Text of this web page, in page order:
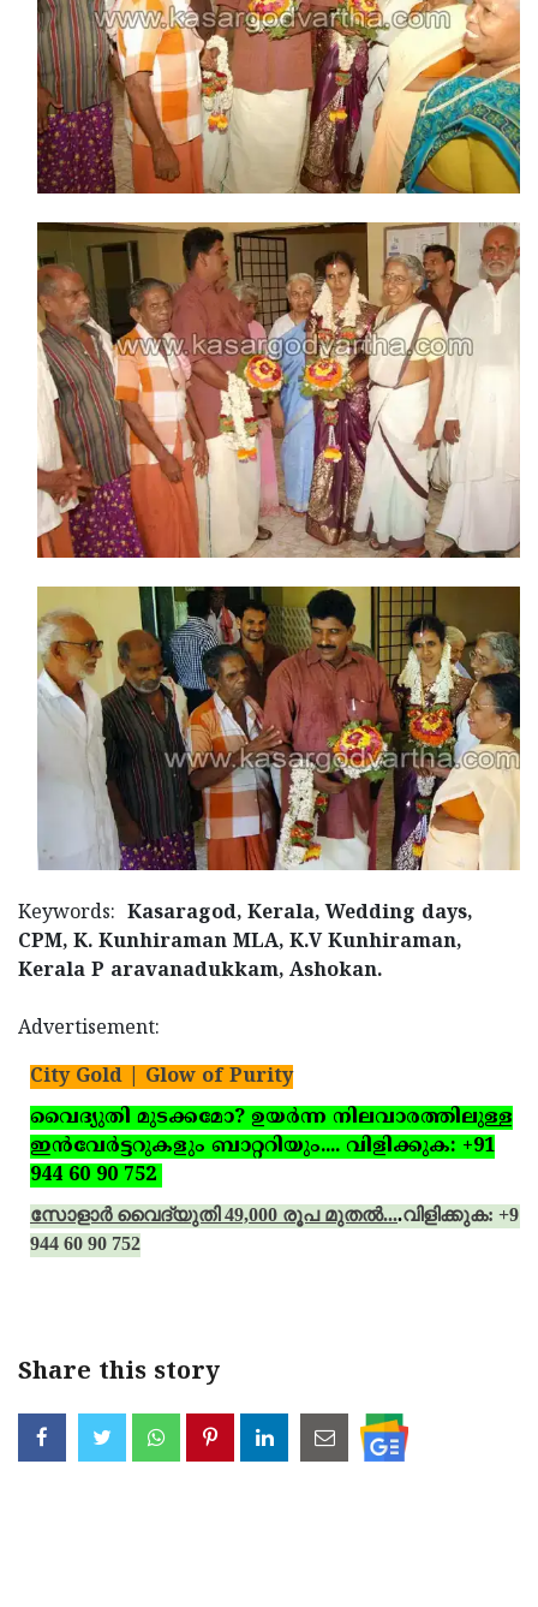
Keywords: Kasaragod, Kerala, Wedding days,
CPM, K. Kunhiraman MLA, K.V Kunhiraman,
Kerala P aravanadukkam, Ashokan.
Advertisement:
City Gold | Glow of Purity
വൈദ്യുതി മുടക്കമോ? ഉയര്‍ന്ന നിലവാരത്തിലുള്ള
ഇന്‍വേര്‍ട്ടറുകളും ബാറ്ററിയും.... വിളിക്കുക: +91
944 60 90 752
സോളാര്‍ വൈദ്യുതി 49,000 രൂപ മുതല്‍....വിളിക്കുക: +91
944 60 90 752
Share this story